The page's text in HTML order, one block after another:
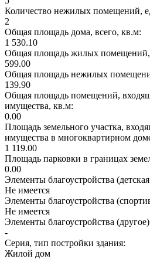
Количество нежилых помещений,
2
Общая площадь дома, всего, кв.м:
1 530.10
Общая площадь жилых
599.00
Общая площадь нежилых
139.90
Общая площадь помещений,
имущества, кв.м:
0.00
Площадь земельного участка,
имущества в многоквартирном
1 119.00
Площадь парковки в границах
0.00
Элементы благоустройства
Не имеется
Элементы благоустройства
Не имеется
Элементы благоустройства
-
Серия, тип постройки здания:
Жилой дом